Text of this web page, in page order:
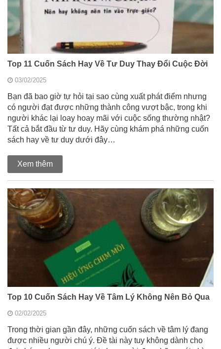
Top 11 Cuốn Sách Hay Về Tư Duy Thay Đổi Cuộc Đời
03/02/2025
Bạn đã bao giờ tự hỏi tại sao cùng xuất phát điểm nhưng
có người đạt được những thành công vượt bậc, trong khi
người khác lại loay hoay mãi với cuộc sống thường nhật?
Tất cả bắt đầu từ tư duy. Hãy cùng khám phá những cuốn
sách hay về tư duy dưới đây…
Xem thêm
Top 10 Cuốn Sách Hay Về Tâm Lý Không Nên Bỏ Qua
02/02/2025
Trong thời gian gần đây, những cuốn sách về tâm lý đang
được nhiều người chú ý. Đề tài này tuy không dành cho